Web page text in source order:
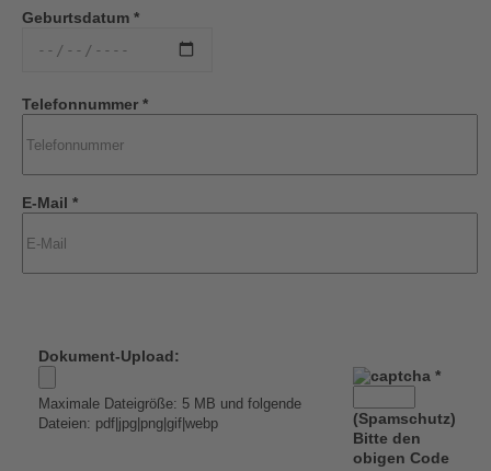
Geburtsdatum *
Telefonnummer *
E-Mail *
Dokument-Upload:
Maximale Dateigröße: 5 MB und folgende
Dateien: pdf|jpg|png|gif|webp
*
(Spamschutz)
Bitte den
obigen Code